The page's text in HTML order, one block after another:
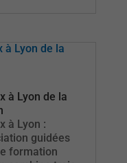
à Lyon de la
à Lyon :
guidées
formation